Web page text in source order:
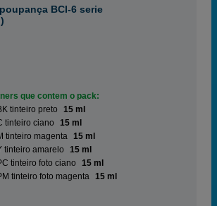
BCI-6 serie
que contem o pack:
tinteiro preto
15 ml
tinteiro ciano
15 ml
tinteiro magenta 15 ml
tinteiro amarelo
15 ml
tinteiro foto ciano
15 ml
tinteiro foto magenta 15 ml